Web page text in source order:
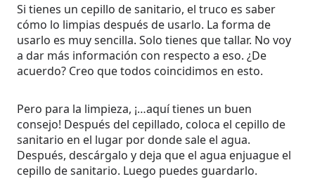
Si tienes un cepillo de sanitario, el truco es saber
cómo lo limpias después de usarlo. La forma de
usarlo es muy sencilla. Solo tienes que tallar. No voy
a dar más información con respecto a eso. ¿De
acuerdo? Creo que todos coincidimos en esto.
Pero para la limpieza, ¡…aquí tienes un buen
consejo! Después del cepillado, coloca el cepillo de
sanitario en el lugar por donde sale el agua.
Después, descárgalo y deja que el agua enjuague el
cepillo de sanitario. Luego puedes guardarlo.